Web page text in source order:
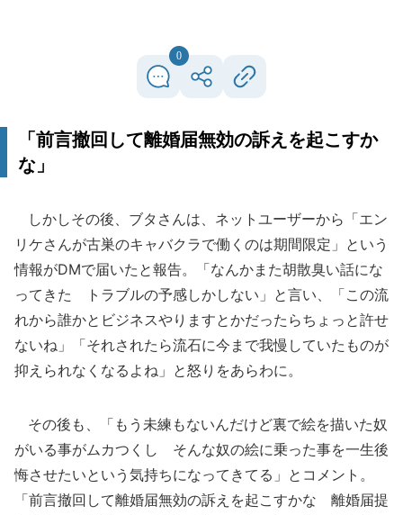
0
「前言撤回して離婚届無効の訴えを起こすか
な」
しかしその後、ブタさんは、ネットユーザーから「エン
リケさんが古巣のキャバクラで働くのは期間限定」という
情報がDMで届いたと報告。「なんかまた胡散臭い話にな
ってきた トラブルの予感しかしない」と言い、「この流
れから誰かとビジネスやりますとかだったらちょっと許せ
ないね」「それされたら流石に今まで我慢していたものが
抑えられなくなるよね」と怒りをあらわに。
その後も、「もう未練もないんだけど裏で絵を描いた奴
がいる事がムカつくし そんな奴の絵に乗った事を一生後
悔させたいという気持ちになってきてる」とコメント。
「前言撤回して離婚届無効の訴えを起こすかな 離婚届提